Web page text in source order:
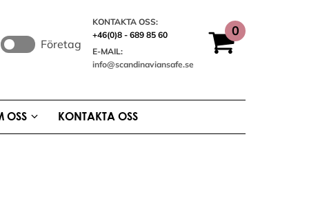
Företag
KONTAKTA OSS:
+46(0)8 - 689 85 60
E-MAIL:
info@scandinaviansafe.se
OSS KONTAKTA OSS